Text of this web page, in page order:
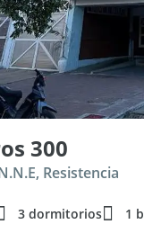
300
Resistencia
3 dormitorios 1